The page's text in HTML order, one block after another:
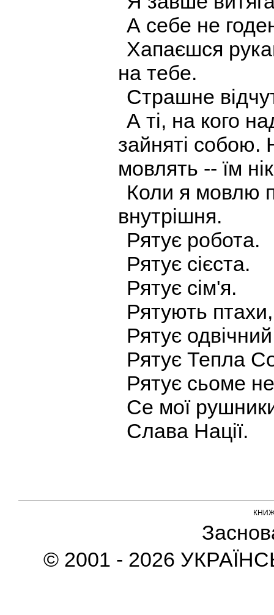
А себе не
Хапаєшся
на тебе.
Страшне
А ті, на кого
зайняті
мовлять -- їм
Коли я мовлю
внутрішня.
Рятує робота.
Рятує сієста.
Рятує сім'я.
Рятують
Рятує
Рятує Тепла
Рятує сьоме
Се мої
Слава Нації.
© 2001 - 2026